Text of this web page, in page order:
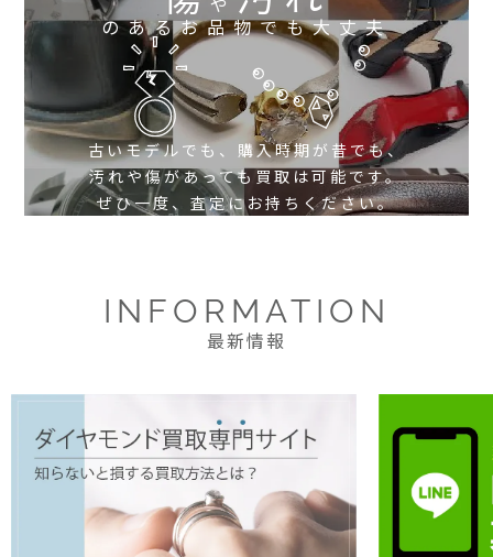
のあるお品物でも大丈夫
古いモデルでも、購入時期が昔でも、
汚れや傷があっても買取は可能です。
ぜひ一度、査定にお持ちください。
INFORMATION
最新情報